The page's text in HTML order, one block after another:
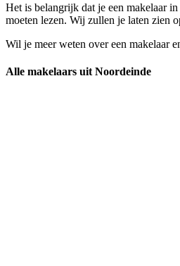
Het is belangrijk dat je een makelaar
moeten lezen. Wij zullen je laten zien
Wil je meer weten over een makelaar
Alle makelaars uit Noordeinde